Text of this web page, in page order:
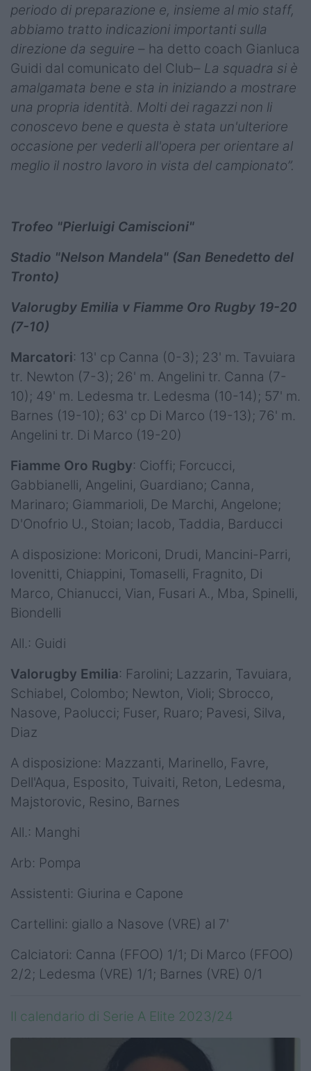
periodo di preparazione e, insieme al mio staff,
abbiamo tratto indicazioni importanti sulla
direzione da seguire – ha detto coach Gianluca
Guidi dal comunicato del Club– La squadra si è
amalgamata bene e sta in iniziando a mostrare
una propria identità. Molti dei ragazzi non li
conoscevo bene e questa è stata un'ulteriore
occasione per vederli all'opera per orientare al
meglio il nostro lavoro in vista del campionato”.
Trofeo "Pierluigi Camiscioni"
Stadio "Nelson Mandela" (San Benedetto del
Tronto)
Valorugby Emilia v Fiamme Oro Rugby 19-20
(7-10)
Marcatori: 13' cp Canna (0-3); 23' m. Tavuiara
tr. Newton (7-3); 26' m. Angelini tr. Canna (7-
10); 49' m. Ledesma tr. Ledesma (10-14); 57' m.
Barnes (19-10); 63' cp Di Marco (19-13); 76' m.
Angelini tr. Di Marco (19-20)
Fiamme Oro Rugby: Cioffi; Forcucci,
Gabbianelli, Angelini, Guardiano; Canna,
Marinaro; Giammarioli, De Marchi, Angelone;
D'Onofrio U., Stoian; Iacob, Taddia, Barducci
A disposizione: Moriconi, Drudi, Mancini-Parri,
Iovenitti, Chiappini, Tomaselli, Fragnito, Di
Marco, Chianucci, Vian, Fusari A., Mba, Spinelli,
Biondelli
All.: Guidi
Valorugby Emilia: Farolini; Lazzarin, Tavuiara,
Schiabel, Colombo; Newton, Violi; Sbrocco,
Nasove, Paolucci; Fuser, Ruaro; Pavesi, Silva,
Diaz
A disposizione: Mazzanti, Marinello, Favre,
Dell'Aqua, Esposito, Tuivaiti, Reton, Ledesma,
Majstorovic, Resino, Barnes
All.: Manghi
Arb: Pompa
Assistenti: Giurina e Capone
Cartellini: giallo a Nasove (VRE) al 7'
Calciatori: Canna (FFOO) 1/1; Di Marco (FFOO)
2/2; Ledesma (VRE) 1/1; Barnes (VRE) 0/1
Il calendario di Serie A Elite 2023/24